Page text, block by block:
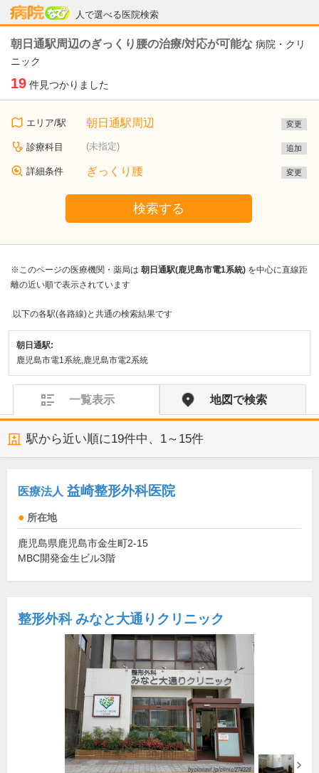
人で選べる医院検索
病院なび
朝日通駅周辺のぎっくり腰の治療/対応が可能な 病院・クリ
ニック
19 件見つかりました
エリア/駅 朝日通駅周辺 変更
診療科目 (未指定) 追加
詳細条件 ぎっくり腰 変更
検索する
※このページの医療機関・薬局は 朝日通駅(鹿児島市電1系統) を中心に直線距
離の近い順で表示されています
以下の各駅(各路線)と共通の検索結果です
朝日通駅:
鹿児島市電1系統,鹿児島市電2系統
一覧表示 地図で検索
駅から近い順に19件中、 1～15件
医療法人 益崎整形外科医院
所在地
鹿児島県鹿児島市金生町2-15
MBC開発金生ビル3階
整形外科 みなと大通りクリニック